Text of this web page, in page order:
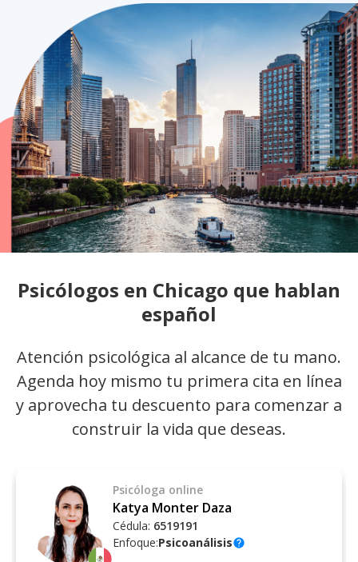
Psicólogos en Chicago que hablan
español
Atención psicológica al alcance de tu mano.
Agenda hoy mismo tu primera cita en línea
y aprovecha tu descuento para comenzar a
construir la vida que deseas.
Psicóloga online
Katya Monter Daza
Cédula: 6519191
Enfoque:Psicoanálisishelp